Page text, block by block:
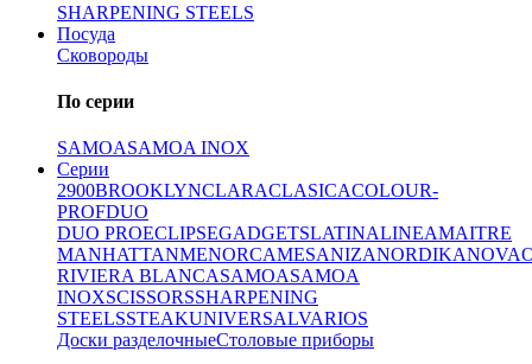
SHARPENING STEELS
Посуда
Сковороды
По серии
SAMOASAMOA INOX
Серии
2900BROOKLYNCLARACLASICACOLOUR-
PROFDUO
DUO PROECLIPSEGADGETSLATINALINEAMAITRE
MANHATTANMENORCAMESANIZANORDIKANOVA
RIVIERA BLANCASAMOASAMOA
INOXSCISSORSSHARPENING
STEELSSTEAKUNIVERSALVARIOS
Доски разделочныеСтоловые приборы